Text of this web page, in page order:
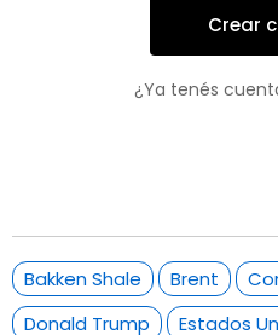
Crear
¿Ya tenés
Bakken Shale Brent
Donald Trump
Estados